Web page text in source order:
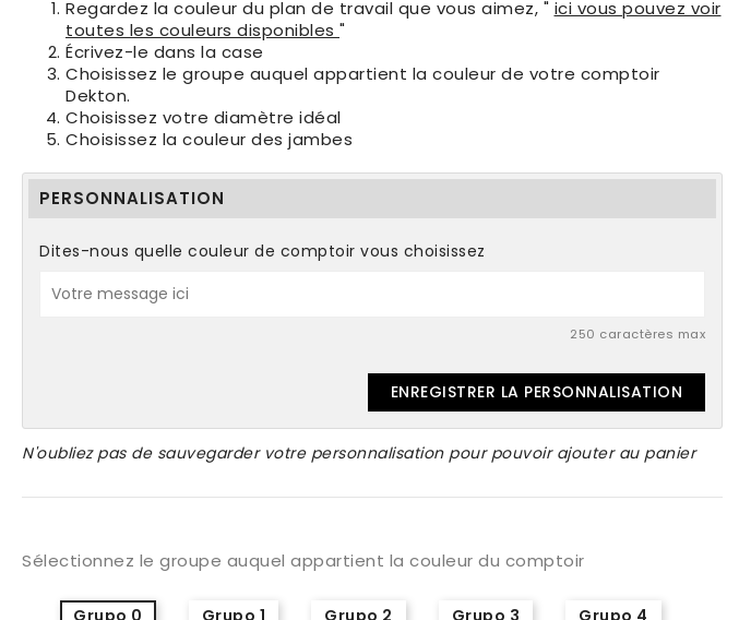
Regardez la couleur du plan de travail que vous aimez, " ici vous pouvez voir
toutes les couleurs disponibles "
Écrivez-le dans la case
Choisissez le groupe auquel appartient la couleur de votre comptoir
Dekton.
Choisissez votre diamètre idéal
Choisissez la couleur des jambes
PERSONNALISATION
Dites-nous quelle couleur de comptoir vous choisissez
250 caractères max
ENREGISTRER LA PERSONNALISATION
N'oubliez pas de sauvegarder votre personnalisation pour pouvoir ajouter au panier
Sélectionnez le groupe auquel appartient la couleur du comptoir